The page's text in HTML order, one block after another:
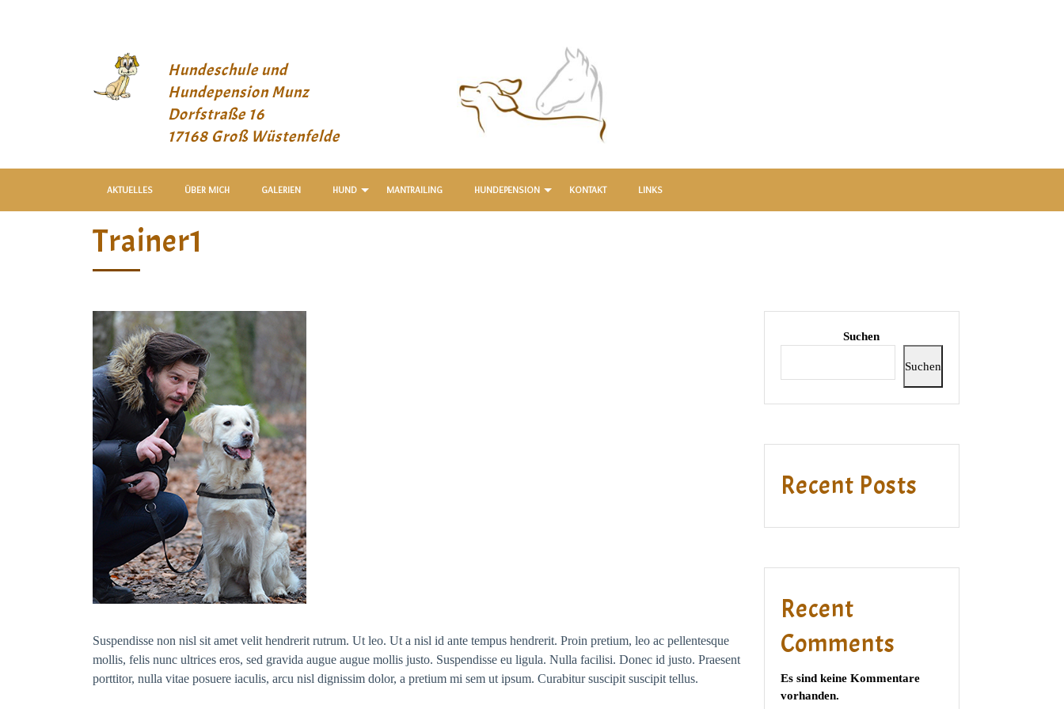
Hundeschule und
Hundepension Munz
Dorfstraße 16
17168 Groß Wüstenfelde
AKTUELLES ÜBER MICH GALERIEN HUND MANTRAILING HUNDEPENSION KONTAKT LINKS
Trainer1
Suspendisse non nisl sit amet velit hendrerit rutrum. Ut leo. Ut a nisl id ante tempus hendrerit. Proin pretium, leo ac pellentesque
mollis, felis nunc ultrices eros, sed gravida augue augue mollis justo. Suspendisse eu ligula. Nulla facilisi. Donec id justo. Praesent
porttitor, nulla vitae posuere iaculis, arcu nisl dignissim dolor, a pretium mi sem ut ipsum. Curabitur suscipit suscipit tellus.
Suchen
Suchen
Recent Posts
Recent
Comments
Es sind keine Kommentare
vorhanden.